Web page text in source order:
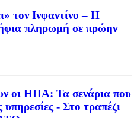
τον Ινφαντίνο – Η
πληρωμή σε πρώην
οι ΗΠΑ: Τα σενάρια που
υπηρεσίες - Στο τραπέζι